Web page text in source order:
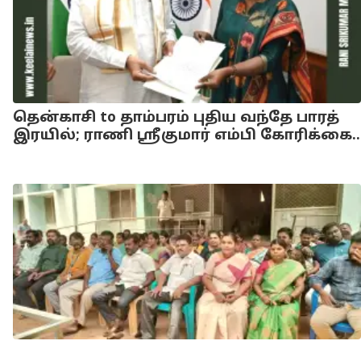
தென்காசி to தாம்பரம் புதிய வந்தே பாரத்
இரயில்; ராணி ஸ்ரீகுமார் எம்பி கோரிக்கை..